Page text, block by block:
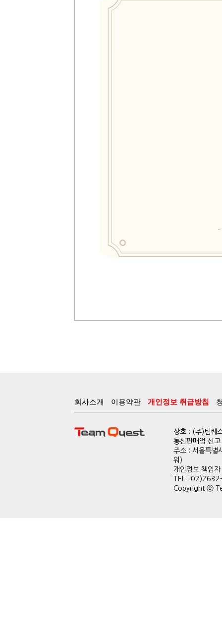
회사소개 이용약관 개인정보 취급방침
상호 : (주)팀퀘
통신판매업 신
주소 : 서울특
워)
개인정보 책
TEL :
Copyright ⓒ